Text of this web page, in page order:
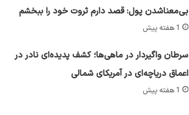
بی‌معناشدن پول: قصد دارم ثروت خود را ببخشم
1 هفته پیش
سرطان واگیردار در ماهی‌ها؛ کشف پدیده‌ای نادر در
اعماق دریاچه‌ای در آمریکای شمالی
1 هفته پیش